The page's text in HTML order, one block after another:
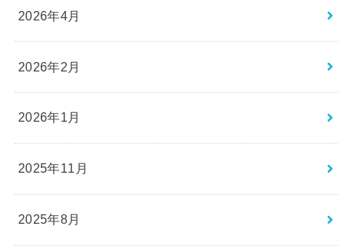
2026年4月
2026年2月
2026年1月
2025年11月
2025年8月